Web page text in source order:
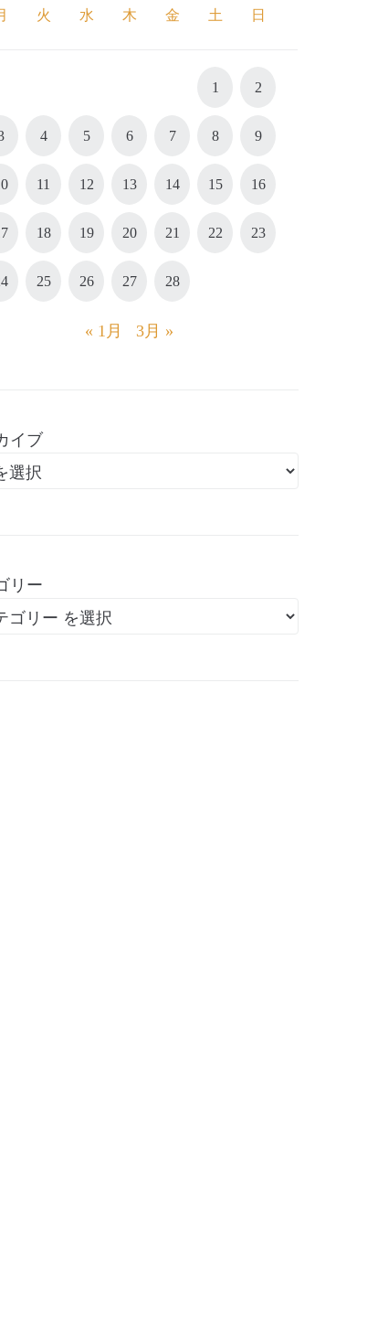
火 水 木 金 土 日
1 2
4 5 6 7 8 9
11 12 13 14 15 16
18 19 20 21 22 23
25 26 27 28
« 1月 3月 »
イブ
リー